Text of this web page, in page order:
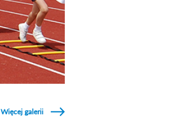
Więcej galerii